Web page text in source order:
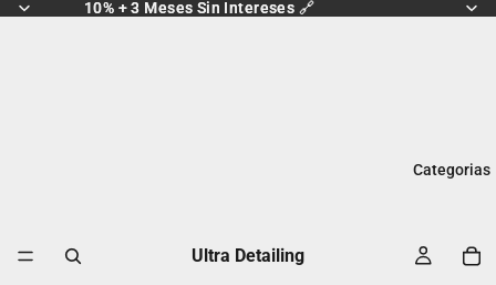
10% + 3 Meses Sin Intereses 🔗
10% + 3 Meses Sin Intereses 🔗
Categorias
Ultra Detailing